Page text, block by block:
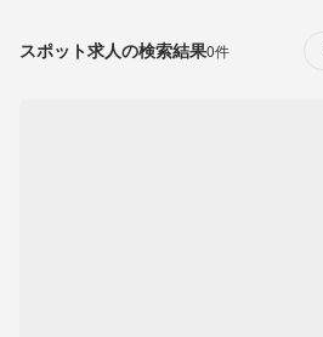
スポット求人の検索結果0件